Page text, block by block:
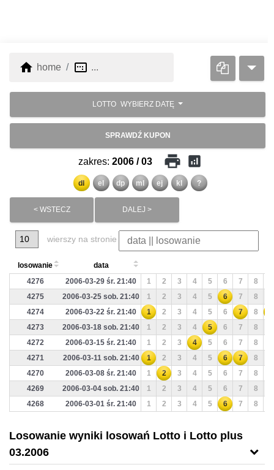
home home image_aspect_ratio ...
LOTTO WYBIERZ DATĘ
SPRAWDŹ KUPON
zakres: 2006 / 03 print analytics
dl el dp ml ej kl ?
< WSTECZ DALEJ >
wierszy na stronie
losowanie
data
4276
2006-03-29 śr. 21:40 1 2 3 4 5 6 7 8
4275
2006-03-25 sob. 21:40 1 2 3 4 5 6 7 8
4274
2006-03-22 śr. 21:40 1 2 3 4 5 6 7 8
4273
2006-03-18 sob. 21:40 1 2 3 4 5 6 7 8
4272
2006-03-15 śr. 21:40 1 2 3 4 5 6 7 8
4271
2006-03-11 sob. 21:40 1 2 3 4 5 6 7 8
4270
2006-03-08 śr. 21:40 1 2 3 4 5 6 7 8
4269
2006-03-04 sob. 21:40 1 2 3 4 5 6 7 8
4268
2006-03-01 śr. 21:40 1 2 3 4 5 6 7 8
Losowanie wyniki losowań Lotto i Lotto plus
03.2006